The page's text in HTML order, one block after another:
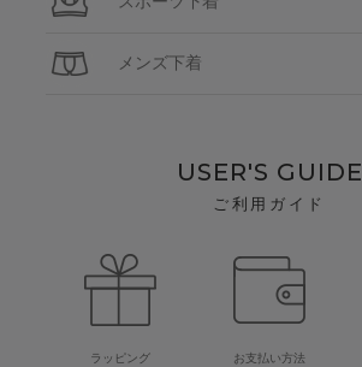
メンズ下着
USER'S GUIDE
ご利用ガイド
ラッピング
お支払い方法